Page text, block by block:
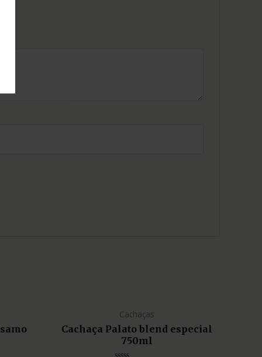
Cachaças
Cachaça Palato blend especial
750ml